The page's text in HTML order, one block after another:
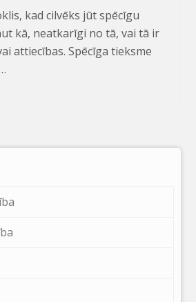
kad cilvēks jūt spēcīgu
kā, neatkarīgi no tā, vai tā ir
attiecības. Spēcīga tieksme